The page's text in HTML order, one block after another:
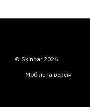
© Skinbar 2026
Мобільна версія